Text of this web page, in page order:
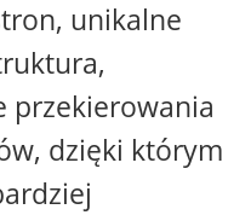
unikalne
przekierowania
dzięki którym